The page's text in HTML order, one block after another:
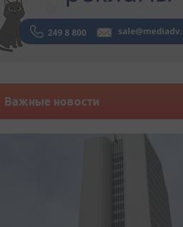
Важные новости